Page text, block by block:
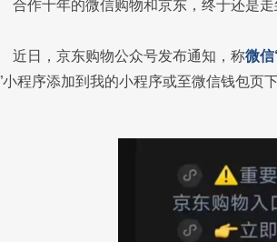
合作十年的微信购物和京东，终于还是
近日，京东购物公众号发布通知，称微
小程序添加到我的小程序或至微信钱包页